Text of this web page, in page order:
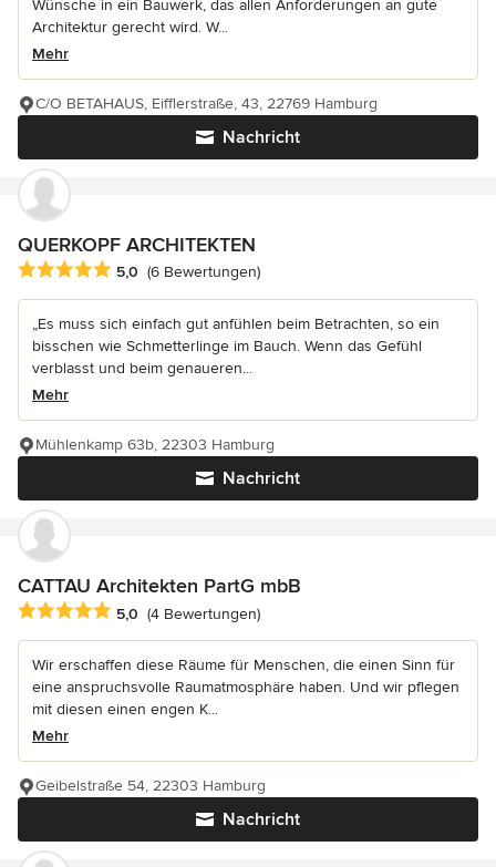
Wünsche in ein Bauwerk, das allen Anforderungen an gute
Architektur gerecht wird. W...
Mehr
Nachricht
C/O BETAHAUS, Eifflerstraße, 43, 22769 Hamburg
QUERKOPF ARCHITEKTEN
Durchschnittliche Bewertung: 5 von 5 Sternen
5,0 (6 Bewertungen)
„Es muss sich einfach gut anfühlen beim Betrachten, so ein
bisschen wie Schmetterlinge im Bauch. Wenn das Gefühl
verblasst und beim genaueren...
Mehr
Nachricht
Mühlenkamp 63b, 22303 Hamburg
CATTAU Architekten PartG mbB
Durchschnittliche Bewertung: 5 von 5 Sternen
5,0 (4 Bewertungen)
Wir erschaffen diese Räume für Menschen, die einen Sinn für
eine anspruchsvolle Raumatmosphäre haben. Und wir pflegen
mit diesen einen engen K...
Mehr
Nachricht
Geibelstraße 54, 22303 Hamburg